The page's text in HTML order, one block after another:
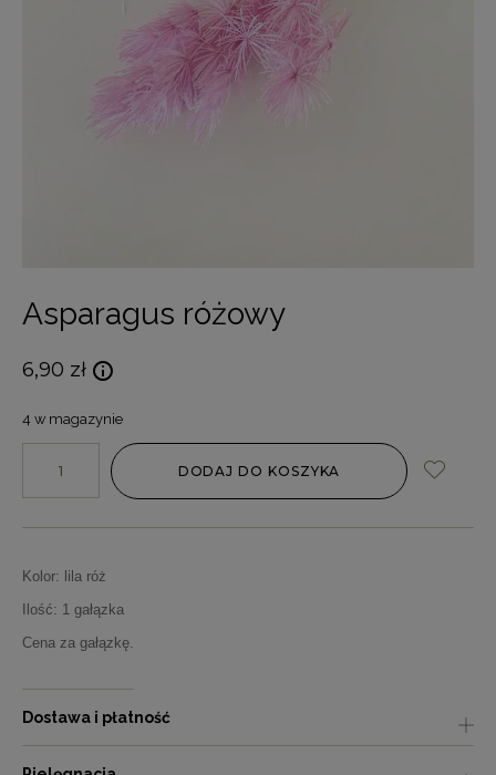
Asparagus różowy
6,90 zł
4 w magazynie
DODAJ DO KOSZYKA
Kolor: lila róż
Ilość: 1 gałązka
Cena za gałązkę.
Dostawa i płatność